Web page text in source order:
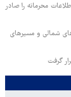
محرمانه را صادر
شمالی و مسیرهای
گرفت